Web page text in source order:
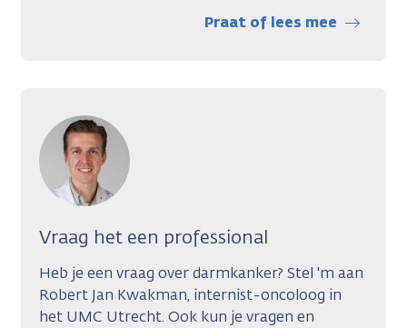
Praat of lees mee
Vraag het een professional
Heb je een vraag over darmkanker? Stel 'm aan
Robert Jan Kwakman, internist-oncoloog in
het UMC Utrecht. Ook kun je vragen en